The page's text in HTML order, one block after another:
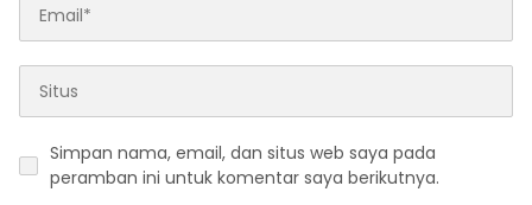
Simpan nama, email, dan situs web saya pada
peramban ini untuk komentar saya berikutnya.